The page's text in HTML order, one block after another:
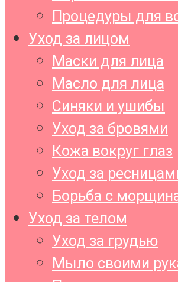
Процедуры для
Уход за лицом
Маски для лица
Масло для лица
Синяки и ушибы
Уход за бровями
Кожа вокруг глаз
Уход за
Борьба с
Уход за телом
Уход за грудью
Мыло своими